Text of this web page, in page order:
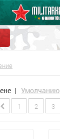
| Умолчанию
1 2 3